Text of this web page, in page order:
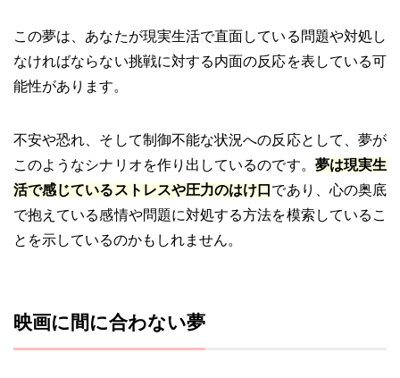
この夢は、あなたが現実生活で直面している問題や対処し
なければならない挑戦に対する内面の反応を表している可
能性があります。
不安や恐れ、そして制御不能な状況への反応として、夢が
このようなシナリオを作り出しているのです。 夢は現実生
活で感じているストレスや圧力のはけ口 であり、心の奥底
で抱えている感情や問題に対処する方法を模索しているこ
とを示しているのかもしれません。
映画に間に合わない夢